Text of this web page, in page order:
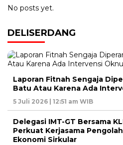
No posts yet.
DELISERDANG
Laporan Fitnah Sengaja
Batu Atau Karena Ada
5 Juli 2026 | 12:51 am WIB
Delegasi IMT-GT Bersama
Perkuat Kerjasama
Ekonomi Sirkular